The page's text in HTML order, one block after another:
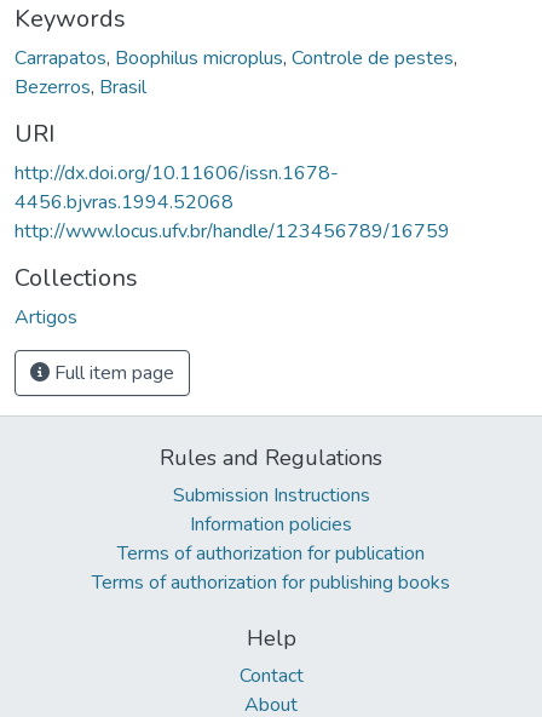
Keywords
Carrapatos, Boophilus microplus, Controle de pestes,
Bezerros, Brasil
URI
http://dx.doi.org/10.11606/issn.1678-
4456.bjvras.1994.52068
http://www.locus.ufv.br/handle/123456789/16759
Collections
Artigos
Full item page
Rules and Regulations
Submission Instructions
Information policies
Terms of authorization for publication
Terms of authorization for publishing books
Help
Contact
About